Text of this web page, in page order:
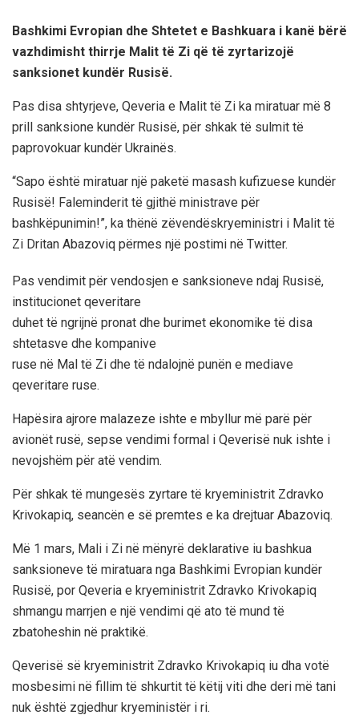
Bashkimi Evropian dhe Shtetet e Bashkuara i kanë bërë
vazhdimisht thirrje Malit të Zi që të zyrtarizojë
sanksionet kundër Rusisë.
Pas disa shtyrjeve, Qeveria e Malit të Zi ka miratuar më 8
prill sanksione kundër Rusisë, për shkak të sulmit të
paprovokuar kundër Ukrainës.
“Sapo është miratuar një paketë masash kufizuese kundër
Rusisë! Faleminderit të gjithë ministrave për
bashkëpunimin!”, ka thënë zëvendëskryeministri i Malit të
Zi Dritan Abazoviq përmes një postimi në Twitter.
Pas vendimit për vendosjen e sanksioneve ndaj Rusisë,
institucionet qeveritare
duhet të ngrijnë pronat dhe burimet ekonomike të disa
shtetasve dhe kompanive
ruse në Mal të Zi dhe të ndalojnë punën e mediave
qeveritare ruse.
Hapësira ajrore malazeze ishte e mbyllur më parë për
avionët rusë, sepse vendimi formal i Qeverisë nuk ishte i
nevojshëm për atë vendim.
Për shkak të mungesës zyrtare të kryeministrit Zdravko
Krivokapiq, seancën e së premtes e ka drejtuar Abazoviq.
Më 1 mars, Mali i Zi në mënyrë deklarative iu bashkua
sanksioneve të miratuara nga Bashkimi Evropian kundër
Rusisë, por Qeveria e kryeministrit Zdravko Krivokapiq
shmangu marrjen e një vendimi që ato të mund të
zbatoheshin në praktikë.
Qeverisë së kryeministrit Zdravko Krivokapiq iu dha votë
mosbesimi në fillim të shkurtit të këtij viti dhe deri më tani
nuk është zgjedhur kryeministër i ri.